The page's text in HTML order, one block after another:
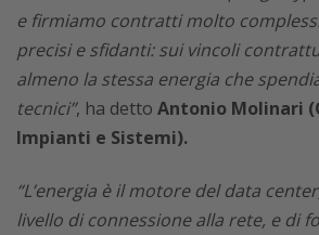
e firmiamo contratti molto
precisi e sfidanti: sui vincoli
almeno la stessa energia che
tecnici”, ha detto Antonio Molinari
Impianti e Sistemi).
“L’energia è il motore del data
livello di connessione alla rete, e di